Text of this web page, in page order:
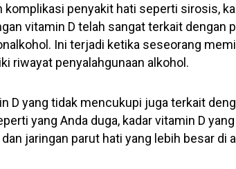
komplikasi penyakit hati seperti sirosis,
vitamin D telah sangat terkait dengan
Ini terjadi ketika seseorang
riwayat penyalahgunaan alkohol.
D yang tidak mencukupi juga terkait
yang Anda duga, kadar vitamin D
jaringan parut hati yang lebih besar di